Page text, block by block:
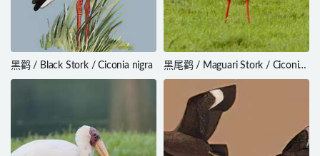
黑鹳 / Black Stork / Ciconia nigra
黑尾鹳 / Maguari Stork / Ciconia
maguari